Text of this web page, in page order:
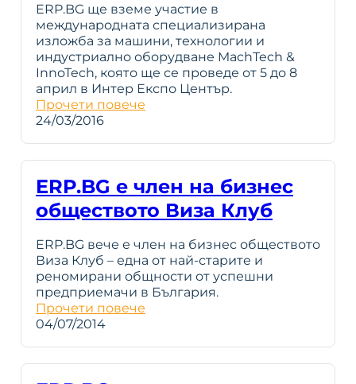
ERP.BG ще вземе участие в
международната специализирана
изложба за машини, технологии и
индустриално оборудване MachTech &
InnoTech, която ще се проведе от 5 до 8
април в Интер Експо Център.
Прочети повече
24/03/2016
ERP.BG е член на бизнес
обществото Виза Клуб
ERP.BG вече е член на бизнес обществото
Виза Клуб – една от най-старите и
реномирани общности от успешни
предприемачи в България.
Прочети повече
04/07/2014